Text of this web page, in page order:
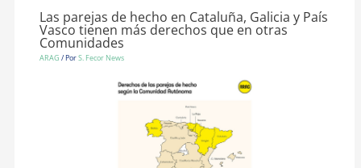
Las parejas de hecho en Cataluña, Galicia y País
Vasco tienen más derechos que en otras
Comunidades
ARAG / PorS. Fecor News